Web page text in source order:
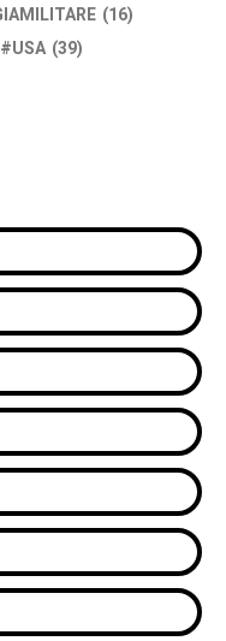
(16)
USA (39)